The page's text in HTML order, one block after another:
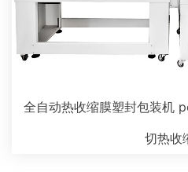
全自动热收缩膜塑封包装机
切热收